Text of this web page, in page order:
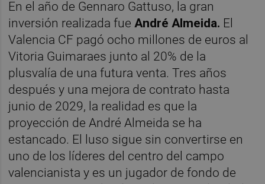
En el año de Gennaro Gattuso, la gran
inversión realizada fue André Almeida. El
Valencia CF pagó ocho millones de euros al
Vitoria Guimaraes junto al 20% de la
plusvalía de una futura venta. Tres años
después y una mejora de contrato hasta
junio de 2029, la realidad es que la
proyección de André Almeida se ha
estancado. El luso sigue sin convertirse en
uno de los líderes del centro del campo
valencianista y es un jugador de fondo de